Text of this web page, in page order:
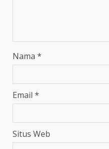
Nama *
Email *
Situs Web